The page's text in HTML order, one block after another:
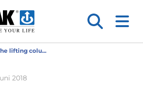
lifting colu...
2018